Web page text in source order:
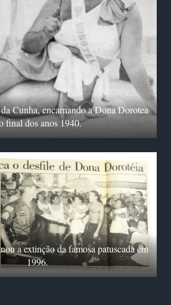
Cunha, encarnando a Dona Dorotea
final dos anos 1940.
a extinção da famosa patuscada em
1996.